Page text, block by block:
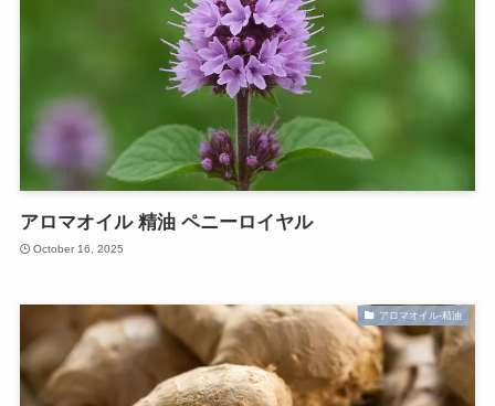
アロマオイル 精油 ペニーロイヤル
October 16, 2025
アロマオイル-精油